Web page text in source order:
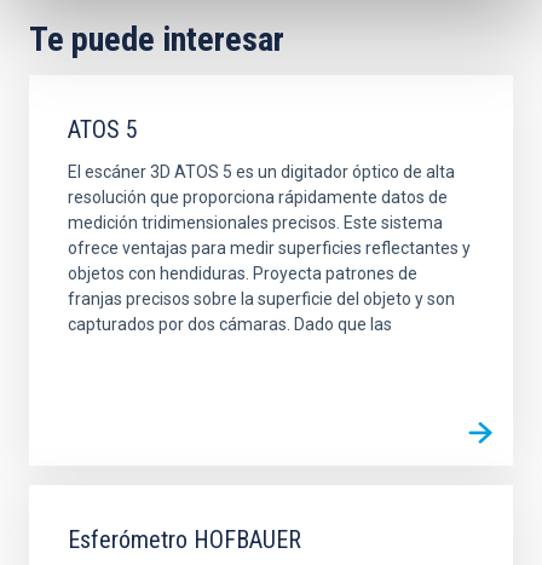
Te puede interesar
ATOS 5
El escáner 3D ATOS 5 es un digitador óptico de alta
resolución que proporciona rápidamente datos de
medición tridimensionales precisos. Este sistema
ofrece ventajas para medir superficies reflectantes y
objetos con hendiduras. Proyecta patrones de
franjas precisos sobre la superficie del objeto y son
capturados por dos cámaras. Dado que las
Esferómetro HOFBAUER